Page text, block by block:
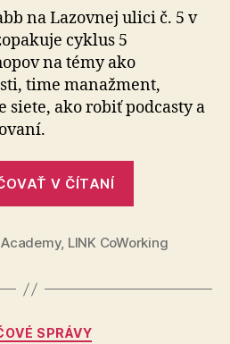
na Lazovnej ulici č. 5 v
cyklus 5
na témy ako
time manažment,
siete, ako robiť podcasty a
V ČÍTANÍ
pre
s
Academy, LINK CoWorking
Kategórie
SPRÁVY